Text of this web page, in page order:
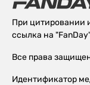
При цитировании
ссылка на
Все права
Идентификатор